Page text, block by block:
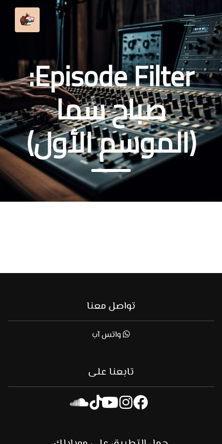
Episode Filter:
صباح سما
(الموسم الأول)
تواصل معنا
واتس آب
تابعنا على